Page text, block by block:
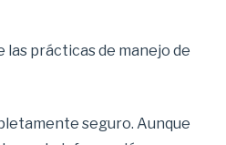
las prácticas de manejo de
seguro. Aunque